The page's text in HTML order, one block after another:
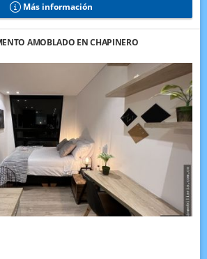
Más información
AMOBLADO EN CHAPINERO